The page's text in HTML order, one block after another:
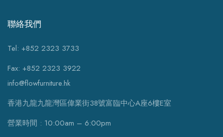
聯絡我們
Tel: +852 2323 3733
Fax: +852 2323 3922
info@flowfurniture.hk
香港九龍九龍灣區偉業街38號富臨中心A座6樓E室
營業時間 : 10:00am – 6:00pm